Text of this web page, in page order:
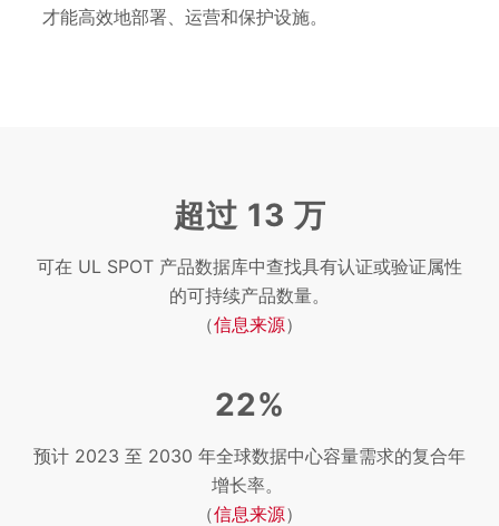
才能高效地部署、运营和保护设施。
超过 13 万
可在 UL SPOT 产品数据库中查找具有认证或验证属性
的可持续产品数量。
（信息来源）
22%
预计 2023 至 2030 年全球数据中心容量需求的复合年
增长率。
（信息来源）